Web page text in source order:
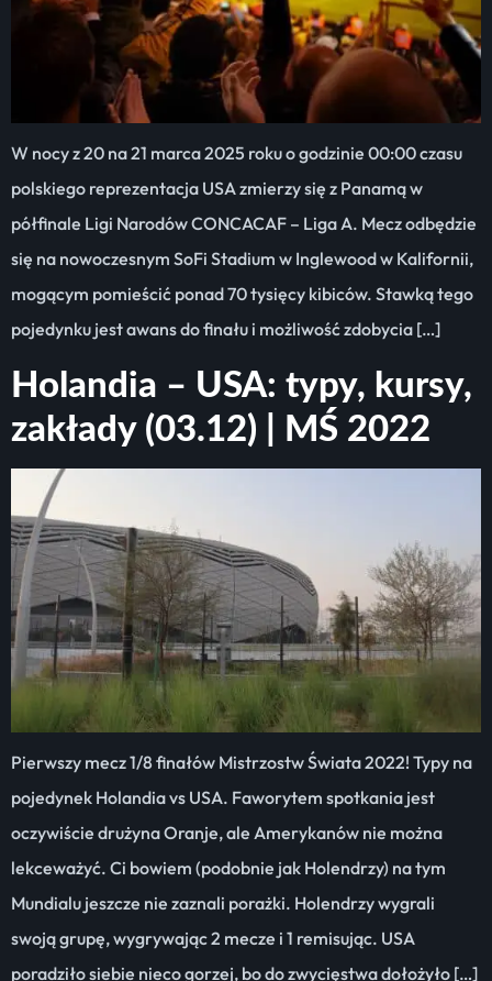
W nocy z 20 na 21 marca 2025 roku o godzinie 00:00 czasu
polskiego reprezentacja USA zmierzy się z Panamą w
półfinale Ligi Narodów CONCACAF – Liga A. Mecz odbędzie
się na nowoczesnym SoFi Stadium w Inglewood w Kalifornii,
mogącym pomieścić ponad 70 tysięcy kibiców. Stawką tego
pojedynku jest awans do finału i możliwość zdobycia […]
Holandia – USA: typy, kursy,
zakłady (03.12) | MŚ 2022
Pierwszy mecz 1/8 finałów Mistrzostw Świata 2022! Typy na
pojedynek Holandia vs USA. Faworytem spotkania jest
oczywiście drużyna Oranje, ale Amerykanów nie można
lekceważyć. Ci bowiem (podobnie jak Holendrzy) na tym
Mundialu jeszcze nie zaznali porażki. Holendrzy wygrali
swoją grupę, wygrywając 2 mecze i 1 remisując. USA
poradziło siebie nieco gorzej, bo do zwycięstwa dołożyło […]